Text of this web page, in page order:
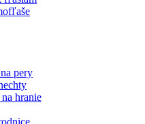
pery
hranie